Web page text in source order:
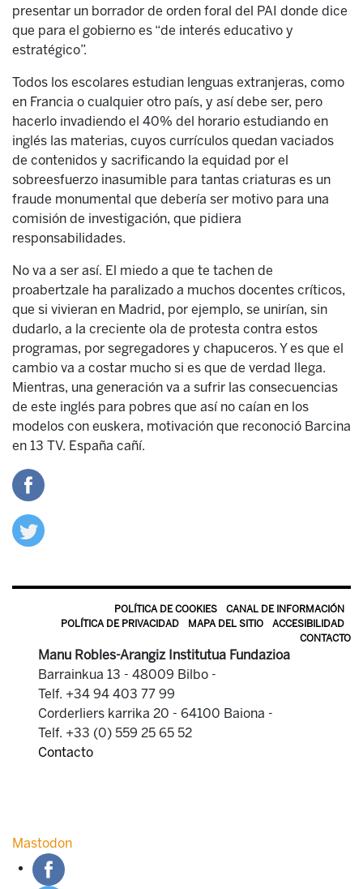
presentar un borrador de orden foral del PAI donde dice
que para el gobierno es “de interés educativo y
estratégico”.
Todos los escolares estudian lenguas extranjeras, como
en Francia o cualquier otro país, y así debe ser, pero
hacerlo invadiendo el 40% del horario estudiando en
inglés las materias, cuyos currículos quedan vaciados
de contenidos y sacrificando la equidad por el
sobreesfuerzo inasumible para tantas criaturas es un
fraude monumental que debería ser motivo para una
comisión de investigación, que pidiera
responsabilidades.
No va a ser así. El miedo a que te tachen de
proabertzale ha paralizado a muchos docentes críticos,
que si vivieran en Madrid, por ejemplo, se unirían, sin
dudarlo, a la creciente ola de protesta contra estos
programas, por segregadores y chapuceros. Y es que el
cambio va a costar mucho si es que de verdad llega.
Mientras, una generación va a sufrir las consecuencias
de este inglés para pobres que así no caían en los
modelos con euskera, motivación que reconoció Barcina
en 13 TV. España cañí.
POLÍTICA DE COOKIES
CANAL DE INFORMACIÓN
POLÍTICA DE PRIVACIDAD
MAPA DEL SITIO
ACCESIBILIDAD
CONTACTO
Manu Robles-Arangiz Institutua Fundazioa
Barrainkua 13 - 48009 Bilbo -
Telf. +34 94 403 77 99
Corderliers karrika 20 - 64100 Baiona -
Telf. +33 (0) 559 25 65 52
Contacto
Mastodon